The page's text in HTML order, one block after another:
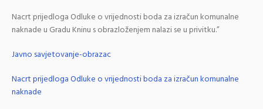
Nacrt prijedloga Odluke o vrijednosti boda za izračun komunalne
naknade u Gradu Kninu s obrazloženjem nalazi se u privitku.”
Javno savjetovanje-obrazac
Nacrt prijedloga Odluke o vrijednosti boda za izračun komunalne
naknade